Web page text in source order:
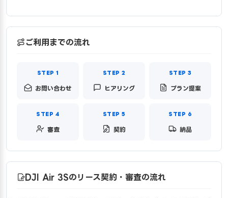
ご利用までの流れ
お問い合わせ ヒアリング プラン提案
審査 契約 納品
DJI Air 3Sのリース契約・審査の流れ